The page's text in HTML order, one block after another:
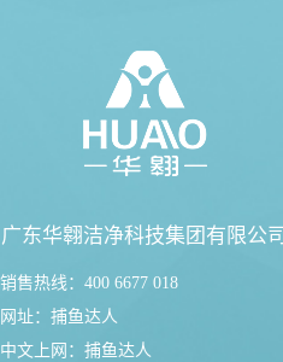
广东华翱洁净科技集团有限公司
销售热线：400 6677 018
网址： 捕鱼达人
中文上网： 捕鱼达人